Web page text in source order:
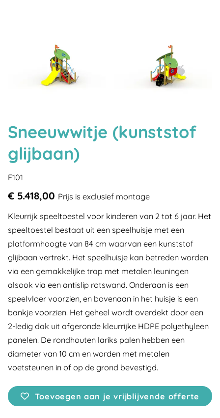
Sneeuwwitje (kunststof
glijbaan)
F101
€ 5.418,00 Prijs is exclusief montage
Kleurrijk speeltoestel voor kinderen van 2 tot 6 jaar. Het
speeltoestel bestaat uit een speelhuisje met een
platformhoogte van 84 cm waarvan een kunststof
glijbaan vertrekt. Het speelhuisje kan betreden worden
via een gemakkelijke trap met metalen leuningen
alsook via een antislip rotswand. Onderaan is een
speelvloer voorzien, en bovenaan in het huisje is een
bankje voorzien. Het geheel wordt overdekt door een
2-ledig dak uit afgeronde kleurrijke HDPE polyethyleen
panelen. De rondhouten lariks palen hebben een
diameter van 10 cm en worden met metalen
voetsteunen in of op de grond bevestigd.
Toevoegen aan je vrijblijvende offerte